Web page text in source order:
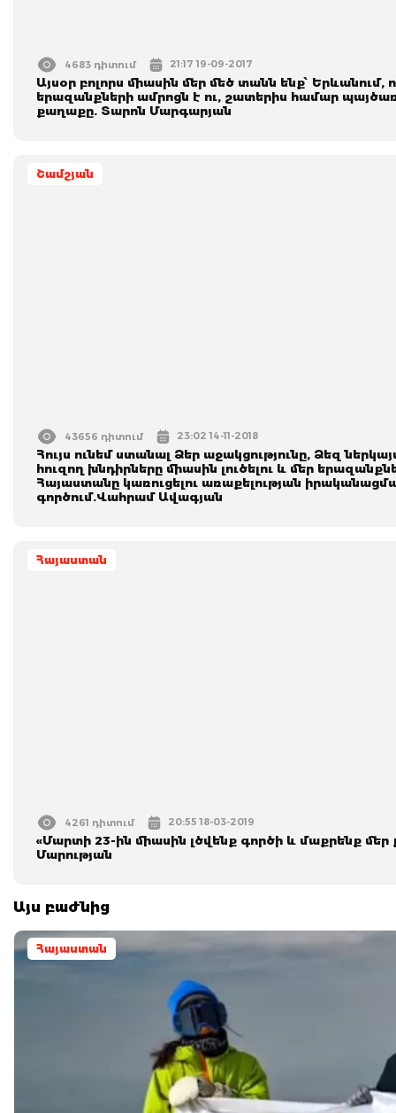
4683 դիտում 21:17 19-09-2017
Այսօր բոլորս միասին մեր մեծ տանն ենք՝ Երևանում,
երազանքների ամրոցն է ու, շատերիս համար պայծառ
քաղաքը. Տարոն Մարգարյան
Շամշյան
43656 դիտում 23:02 14-11-2018
Հույս ունեմ ստանալ Ձեր աջակցությունը, Ձեզ
հուզող խնդիրները միասին լուծելու և մեր
Հայաստանը կառուցելու առաքելության
գործում.Վահրամ Ավագյան
Հայաստան
4261 դիտում 20:55 18-03-2019
«Մարտի 23-ին միասին լծվենք գործի և մաքրենք մեր
Մարության
Այս բաժնից
Հայաստան